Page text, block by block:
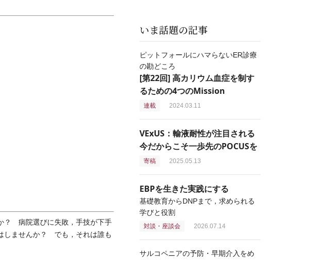
？ 病院選びに失敗，手技が下手
しませんか？ でも，それは誰も
いま話題の記事
ピットフォールにハマらないER診療
の勘どころ
[第22回] 高カリウム血症を制す
るための4つのMission
連載 2024.03.11
VExUS：輸液耐性が注目される
今だからこそ一歩先のPOCUSを
寄稿 2025.05.13
EBPを生きた実践にする
基礎教育からDNPまで，求められる
学びと役割
対談・座談会 2026.07.14
サルコペニアの予防・早期介入をめ